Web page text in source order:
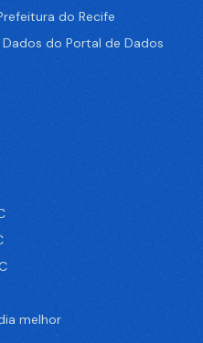
do Recife
do Portal de Dados
melhor